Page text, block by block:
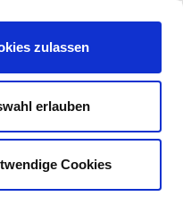
zulassen
erlauben
Cookies
spk-verwaltung